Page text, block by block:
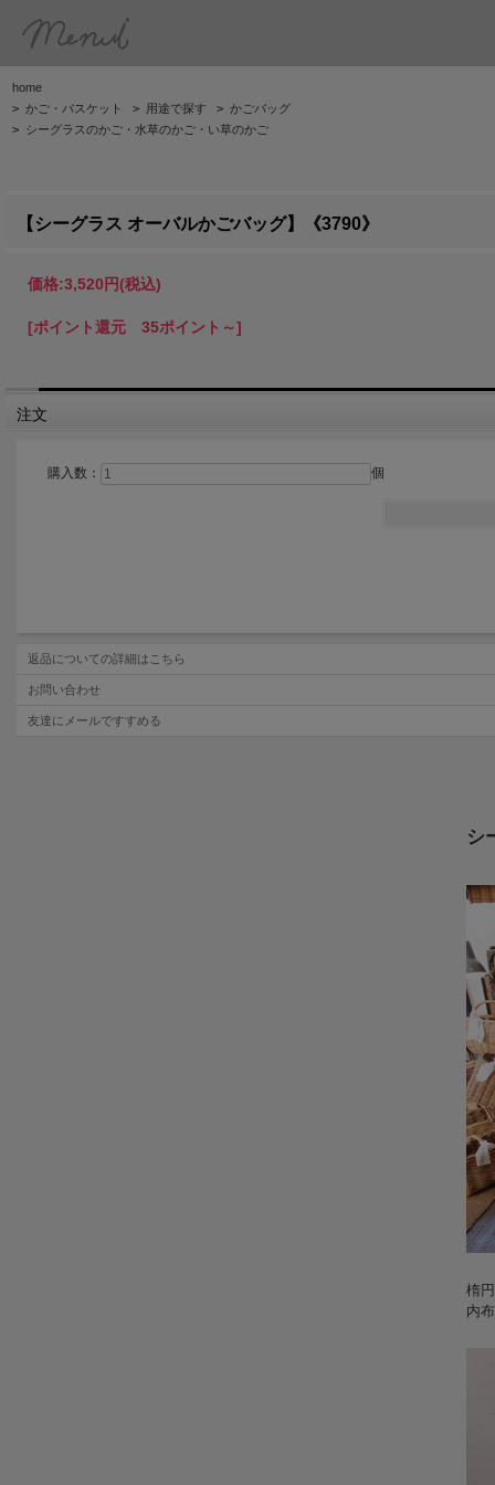
home
> かご・バスケット > 用途で探す > かごバッグ
> シーグラスのかご・水草のかご・い草のかご
【シーグラス オーバルかごバッグ】《3790》
価格:3,520円(税込)
[ポイント還元 35ポイント～]
注文
購入数： 個
返品についての詳細はこちら
お問い合わせ
友達にメールですすめる
シ
楕
内